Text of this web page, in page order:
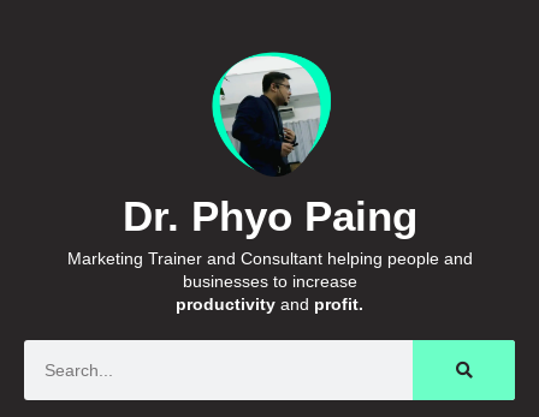
Dr. Phyo Paing
Marketing Trainer and Consultant helping people and
businesses to increase
productivity and profit.